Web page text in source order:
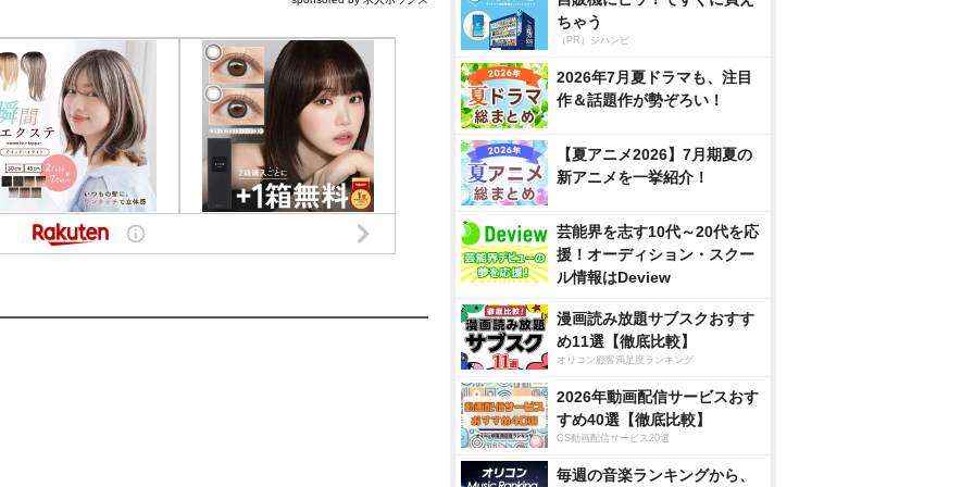
ちゃう
（PR）ジハンピ
2026年7月夏ドラマも、注目
作＆話題作が勢ぞろい！
【夏アニメ2026】7月期夏の
新アニメを一挙紹介！
芸能界を志す10代～20代を応
援！オーディション・スクー
ル情報はDeview
漫画読み放題サブスクおすす
め11選【徹底比較】
オリコン顧客満足度ランキング
2026年動画配信サービスおす
すめ40選【徹底比較】
CS動画配信サービス20選
毎週の音楽ランキングから、